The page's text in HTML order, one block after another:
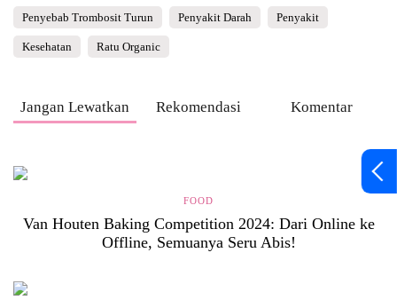
Penyebab Trombosit Turun Penyakit Darah Penyakit
Kesehatan Ratu Organic
Jangan Lewatkan Rekomendasi Komentar
FOOD
Van Houten Baking Competition 2024: Dari Online ke
Offline, Semuanya Seru Abis!